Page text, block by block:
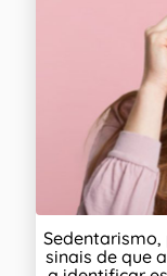
sinais de que